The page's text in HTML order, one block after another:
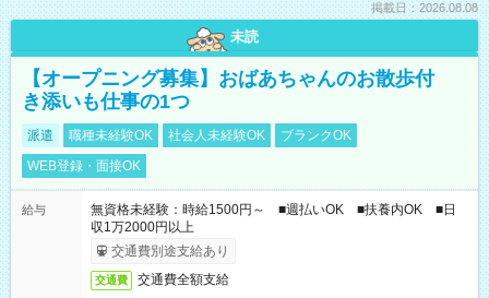
掲載日：2026.08.08
未読
【オープニング募集】おばあちゃんのお散歩付
き添いも仕事の1つ
派遣 職種未経験OK 社会人未経験OK
ブランクOK
WEB登録・面接OK
給与
無資格未経験：時給1500円～ ■週払いOK ■扶養内OK ■日
収1万2000円以上
交通費別途支給あり
交通費 交通費全額支給